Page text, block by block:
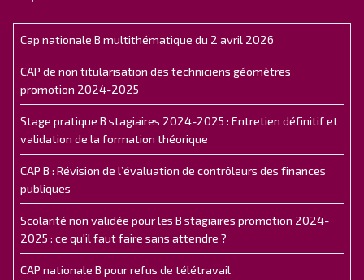
Cap nationale B multithématique du 2 avril 2026
CAP de non titularisation des techniciens géomètres
promotion 2024-2025
Stage pratique B stagiaires 2024-2025 : Entretien définitif et
validation de la formation théorique
CAP B : Révision de l’évaluation de contrôleurs des finances
publiques
Scolarité non validée pour les B stagiaires promotion 2024-
2025 : ce qu'il faut faire sans attendre ?
CAP nationale B pour refus de télétravail